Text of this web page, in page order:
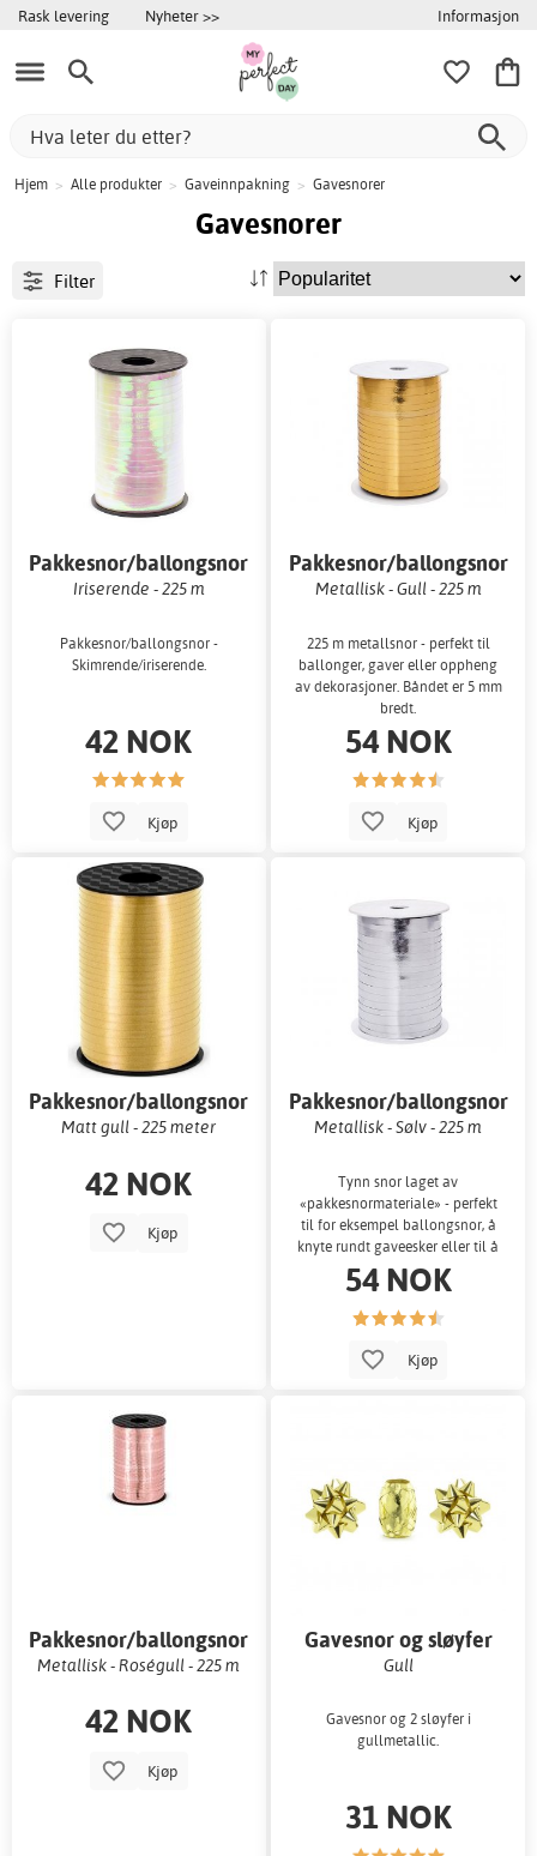
Rask levering Nyheter >> Informasjon
Hjem > Alle produkter > Gaveinnpakning > Gavesnorer
Gavesnorer
Filter
Pakkesnor/ballongsnor
Iriserende - 225 m
Pakkesnor/ballongsnor -
Skimrende/iriserende.
42 NOK
Kjøp
Pakkesnor/ballongsnor
Metallisk - Gull - 225 m
225 m metallsnor - perfekt til
ballonger, gaver eller oppheng
av dekorasjoner. Båndet er 5 mm
bredt.
54 NOK
Kjøp
Pakkesnor/ballongsnor
Matt gull - 225 meter
42 NOK
Kjøp
Pakkesnor/ballongsnor
Metallisk - Sølv - 225 m
Tynn snor laget av
«pakkesnormateriale» - perfekt
til for eksempel ballongsnor, å
knyte rundt gaveesker eller til å
feste pynt!
54 NOK
Kjøp
Pakkesnor/ballongsnor
Metallisk - Roségull - 225 m
42 NOK
Kjøp
Gavesnor og sløyfer
Gull
Gavesnor og 2 sløyfer i
gullmetallic.
31 NOK